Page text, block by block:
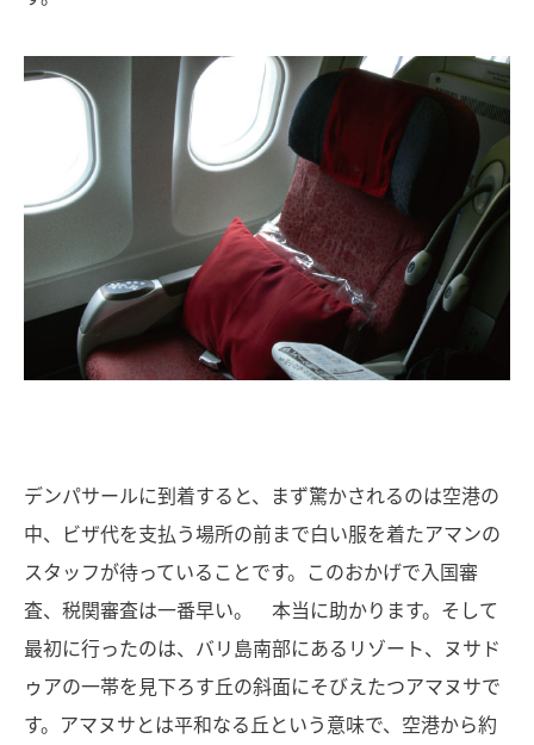
デンパサールに到着すると、まず驚かされるのは空港の
中、ビザ代を支払う場所の前まで白い服を着たアマンの
スタッフが待っていることです。このおかげで入国審
査、税関審査は一番早い。 本当に助かります。そして
最初に行ったのは、バリ島南部にあるリゾート、ヌサド
ゥアの一帯を見下ろす丘の斜面にそびえたつアマヌサで
す。アマヌサとは平和なる丘という意味で、空港から約